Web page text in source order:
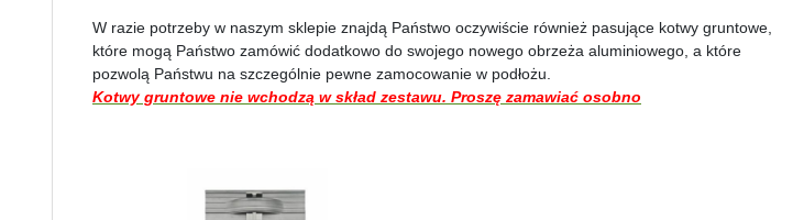
W razie potrzeby w naszym sklepie znajdą Państwo oczywiście również pasujące kotwy gruntowe,
które mogą Państwo zamówić dodatkowo do swojego nowego obrzeża aluminiowego, a które
pozwolą Państwu na szczególnie pewne zamocowanie w podłożu.
Kotwy gruntowe nie wchodzą w skład zestawu. Proszę zamawiać osobno